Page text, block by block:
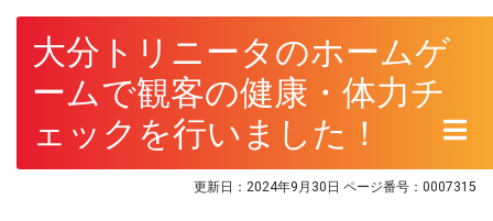
大分トリニータのホームゲ
ームで観客の健康・体力チ
ェックを行いました！
更新日：2024年9月30日 ページ番号：0007315